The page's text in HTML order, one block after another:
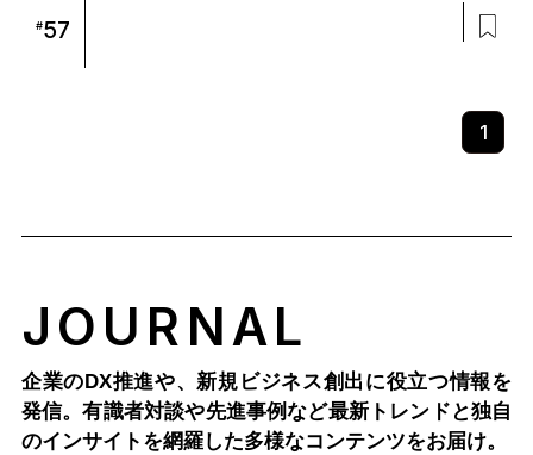
#57
1
JOURNAL
企業のDX推進や、新規ビジネス創出に役立つ情報を
発信。有識者対談や先進事例など最新トレンドと独自
のインサイトを網羅した多様なコンテンツをお届け。